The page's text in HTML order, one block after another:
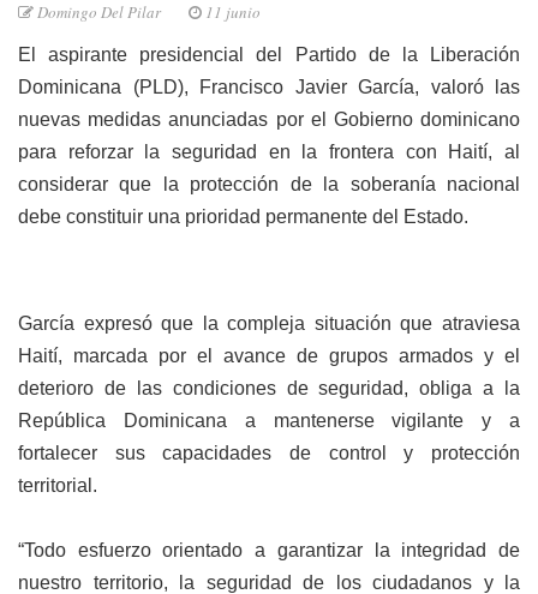
Domingo Del Pilar 11 junio
El aspirante presidencial del Partido de la Liberación
Dominicana (PLD), Francisco Javier García, valoró las
nuevas medidas anunciadas por el Gobierno dominicano
para reforzar la seguridad en la frontera con Haití, al
considerar que la protección de la soberanía nacional
debe constituir una prioridad permanente del Estado.
García expresó que la compleja situación que atraviesa
Haití, marcada por el avance de grupos armados y el
deterioro de las condiciones de seguridad, obliga a la
República Dominicana a mantenerse vigilante y a
fortalecer sus capacidades de control y protección
territorial.
“Todo esfuerzo orientado a garantizar la integridad de
nuestro territorio, la seguridad de los ciudadanos y la